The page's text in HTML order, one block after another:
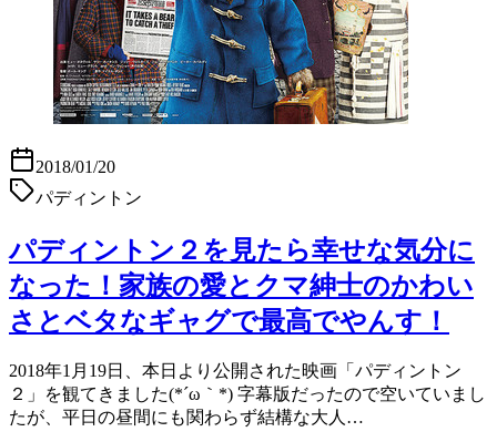
2018/01/20
パディントン
パディントン２を見たら幸せな気分に
なった！家族の愛とクマ紳士のかわい
さとベタなギャグで最高でやんす！
2018年1月19日、本日より公開された映画「パディントン
２」を観てきました(*´ω｀*) 字幕版だったので空いていまし
たが、平日の昼間にも関わらず結構な大人…